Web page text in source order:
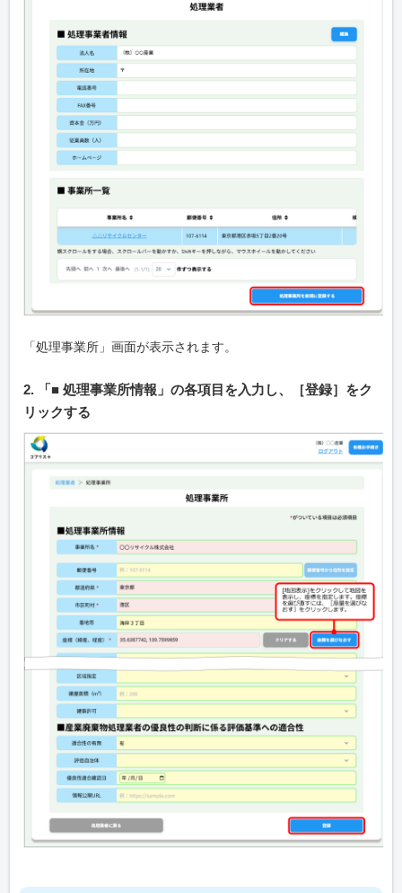
「処理事業所」画面が表示されます。
2. 「■ 処理事業所情報」の各項目を入力し、［登録］をク
リックする